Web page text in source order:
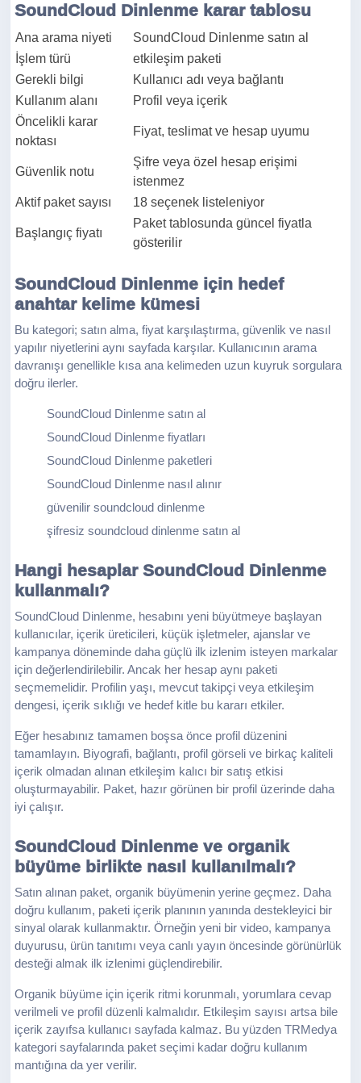
SoundCloud Dinlenme karar tablosu
Ana arama niyeti
SoundCloud Dinlenme satın al
İşlem türü
etkileşim paketi
Gerekli bilgi
Kullanıcı adı veya bağlantı
Kullanım alanı
Profil veya içerik
Öncelikli karar
noktası
Fiyat, teslimat ve hesap uyumu
Güvenlik notu
Şifre veya özel hesap erişimi
istenmez
Aktif paket sayısı
18 seçenek listeleniyor
Başlangıç fiyatı
Paket tablosunda güncel fiyatla
gösterilir
SoundCloud Dinlenme için hedef
anahtar kelime kümesi
Bu kategori; satın alma, fiyat karşılaştırma, güvenlik ve nasıl
yapılır niyetlerini aynı sayfada karşılar. Kullanıcının arama
davranışı genellikle kısa ana kelimeden uzun kuyruk sorgulara
doğru ilerler.
SoundCloud Dinlenme satın al
SoundCloud Dinlenme fiyatları
SoundCloud Dinlenme paketleri
SoundCloud Dinlenme nasıl alınır
güvenilir soundcloud dinlenme
şifresiz soundcloud dinlenme satın al
Hangi hesaplar SoundCloud Dinlenme
kullanmalı?
SoundCloud Dinlenme, hesabını yeni büyütmeye başlayan
kullanıcılar, içerik üreticileri, küçük işletmeler, ajanslar ve
kampanya döneminde daha güçlü ilk izlenim isteyen markalar
için değerlendirilebilir. Ancak her hesap aynı paketi
seçmemelidir. Profilin yaşı, mevcut takipçi veya etkileşim
dengesi, içerik sıklığı ve hedef kitle bu kararı etkiler.
Eğer hesabınız tamamen boşsa önce profil düzenini
tamamlayın. Biyografi, bağlantı, profil görseli ve birkaç kaliteli
içerik olmadan alınan etkileşim kalıcı bir satış etkisi
oluşturmayabilir. Paket, hazır görünen bir profil üzerinde daha
iyi çalışır.
SoundCloud Dinlenme ve organik
büyüme birlikte nasıl kullanılmalı?
Satın alınan paket, organik büyümenin yerine geçmez. Daha
doğru kullanım, paketi içerik planının yanında destekleyici bir
sinyal olarak kullanmaktır. Örneğin yeni bir video, kampanya
duyurusu, ürün tanıtımı veya canlı yayın öncesinde görünürlük
desteği almak ilk izlenimi güçlendirebilir.
Organik büyüme için içerik ritmi korunmalı, yorumlara cevap
verilmeli ve profil düzenli kalmalıdır. Etkileşim sayısı artsa bile
içerik zayıfsa kullanıcı sayfada kalmaz. Bu yüzden TRMedya
kategori sayfalarında paket seçimi kadar doğru kullanım
mantığına da yer verilir.